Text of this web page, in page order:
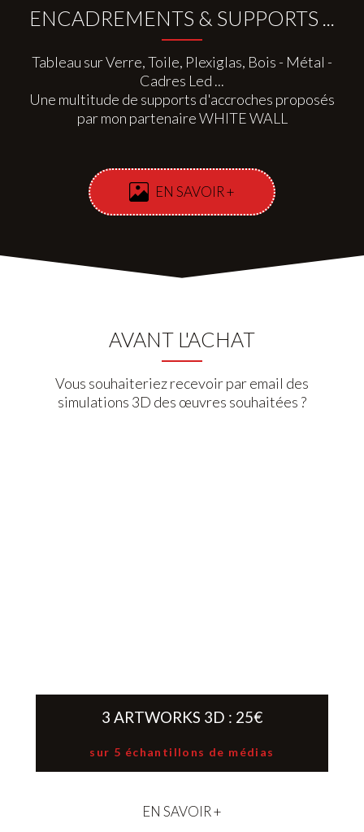
ENCADREMENTS & SUPPORTS ...
Tableau sur Verre, Toile, Plexiglas, Bois - Métal -
Cadres Led ...
Une multitude de supports d'accroches proposés
par mon partenaire WHITE WALL
EN SAVOIR +
AVANT L'ACHAT
Vous souhaiteriez recevoir par email des
simulations 3D des œuvres souhaitées ?
3 ARTWORKS 3D : 25€
sur 5 échantillons de médias
EN SAVOIR +